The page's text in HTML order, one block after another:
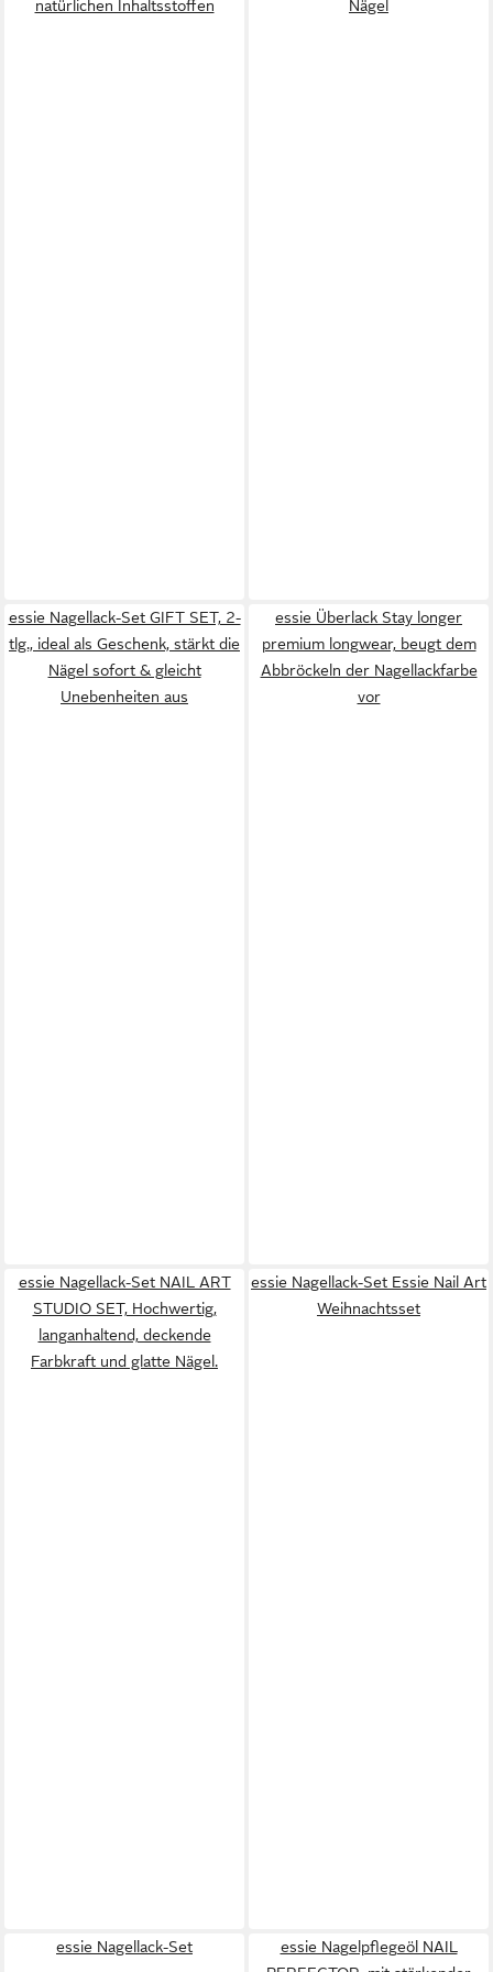
natürlichen Inhaltsstoffen Nägel
essie Nagellack-Set GIFT SET, 2-
tlg., ideal als Geschenk, stärkt die
Nägel sofort & gleicht
Unebenheiten aus
essie Überlack Stay longer
premium longwear, beugt dem
Abbröckeln der Nagellackfarbe
vor
essie Nagellack-Set NAIL ART
STUDIO SET, Hochwertig,
langanhaltend, deckende
Farbkraft und glatte Nägel.
essie Nagellack-Set Essie Nail Art
Weihnachtsset
essie Nagellack-Set
essie Nagelpflegeöl NAIL